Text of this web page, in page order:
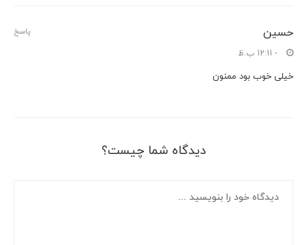
حسین
- 12:11 ب.ظ
خیلی خوب بود ممنون
پاسخ
دیدگاه شما چیست؟